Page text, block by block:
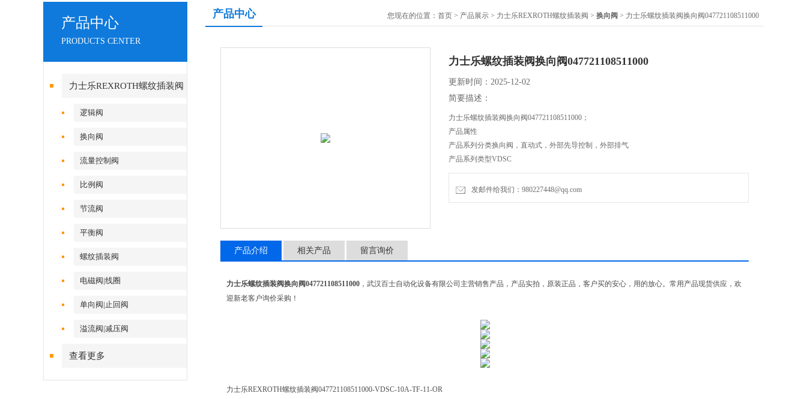
产品中心
PRODUCTS CENTER
力士乐REXROTH螺纹插装阀
逻辑阀
换向阀
流量控制阀
比例阀
节流阀
平衡阀
螺纹插装阀
电磁阀|线圈
单向阀|止回阀
溢流阀|减压阀
查看更多
产品中心 您现在的位置： 首页 > 产品展示 > 力士乐REXROTH螺纹插装阀 > 换向阀 > 力士乐螺纹插装阀换向阀047721108511000
力士乐螺纹插装阀换向阀047721108511000
更新时间：2025-12-02
简要描述：
力士乐螺纹插装阀换向阀047721108511000；
产品属性
产品系列分类换向阀，直动式，外部先导控制，外部排气
产品系列类型VDSC
产品系列VDSC-10A
工作压力. [bar]350
油口数量3
发邮件给我们：980227448@qq.com
产品介绍 相关产品 留言询价
力士乐螺纹插装阀换向阀047721108511000 ，武汉百士自动化设备有限公司主营销售产品，产品实拍，原装正品，客户买的安心，用的放心。常用产品现货供应，欢
迎新老客户询价采购！
力士乐REXROTH螺纹插装阀047721108511000-VDSC-10A-TF-11-OR